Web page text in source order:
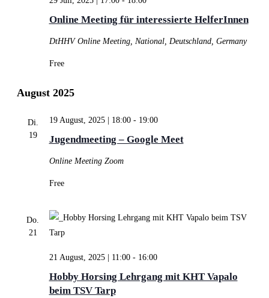
Online Meeting für interessierte HelferInnen
DtHHV Online Meeting, National, Deutschland, Germany
Free
August 2025
Di.
19
Jugendmeeting – Google Meet
19 August, 2025 | 18:00- 19:00
Online Meeting Zoom
Free
Do.
21
Hobby Horsing Lehrgang mit KHT Vapalo
beim TSV Tarp
21 August, 2025 | 11:00- 16:00